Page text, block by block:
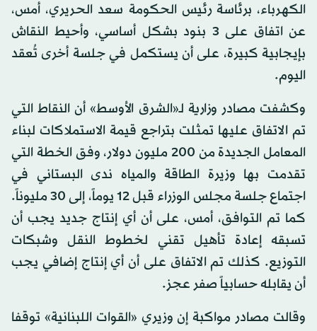
الكهرباء، برئاسة رئيس الحكومة سعد الحريري، أمس،
عن اتفاق على 3 بنود بشكل أساسي، وأحيط النقاش
بإيجابية كبيرة، على أن يستكمل في جلسة أخرى تُعقد
اليوم.
وكشفت مصادر وزارية لـ«الشرق الأوسط» أن النقاط التي
تم الاتفاق عليها تمثلت بتراجع قيمة الاستملاكات لبناء
المعامل الجديدة من 200 مليون دولار، وفق الخطة التي
تقدمت بها وزيرة الطاقة والمياه ندى البستاني في
اجتماع جلسة مجلس الوزراء قبل 12 يوماً، إلى 30 مليوناً.
كما تم التوافق، أمس، على أن أي إنتاج جديد يجب أن
تسبقه إعادة تأهيل تقني لخطوط النقل وشبكات
التوزيع. كذلك تم الاتفاق على أن أي إنتاج إضافي يجب
أن يقابله حسابياً صفر عجز.
وقالت مصادر مواكبة إن وزيري «القوات اللبنانية» توقفا